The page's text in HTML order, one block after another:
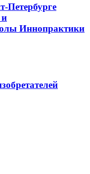
Петербурге
и
Иннопрактики